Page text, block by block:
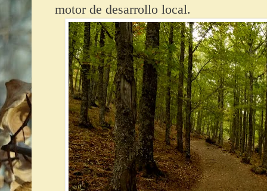
motor de desarrollo local.